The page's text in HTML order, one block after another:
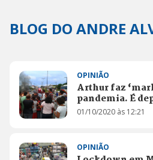
BLOG DO ANDRE
OPINIÃO
Arthur faz
pandemia. É
01/10/2020 às 12:21
OPINIÃO